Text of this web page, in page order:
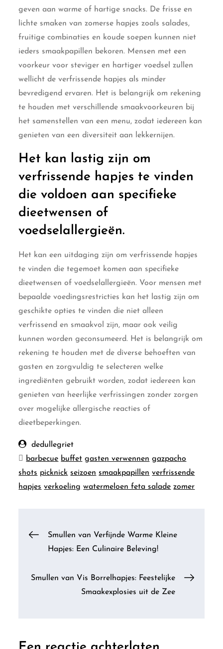
geven aan warme of hartige snacks. De frisse en
lichte smaken van zomerse hapjes zoals salades,
fruitige combinaties en koude soepen kunnen niet
ieders smaakpapillen bekoren. Mensen met een
voorkeur voor steviger en hartiger voedsel zullen
wellicht de verfrissende hapjes als minder
bevredigend ervaren. Het is belangrijk om rekening
te houden met verschillende smaakvoorkeuren bij
het samenstellen van een menu, zodat iedereen kan
genieten van een diversiteit aan lekkernijen.
Het kan lastig zijn om
verfrissende hapjes te vinden
die voldoen aan specifieke
dieetwensen of
voedselallergieën.
Het kan een uitdaging zijn om verfrissende hapjes
te vinden die tegemoet komen aan specifieke
dieetwensen of voedselallergieën. Voor mensen met
bepaalde voedingsrestricties kan het lastig zijn om
geschikte opties te vinden die niet alleen
verfrissend en smaakvol zijn, maar ook veilig
kunnen worden geconsumeerd. Het is belangrijk om
rekening te houden met de diverse behoeften van
gasten en zorgvuldig te selecteren welke
ingrediënten gebruikt worden, zodat iedereen kan
genieten van heerlijke verfrissingen zonder zorgen
over mogelijke allergische reacties of
dieetbeperkingen.
dedullegriet
barbecue buffet gasten verwennen gazpacho
shots picknick seizoen smaakpapillen verfrissende
hapjes verkoeling watermeloen feta salade zomer
Berichtnavigatie
Smullen van Verfijnde Warme Kleine
Hapjes: Een Culinaire Beleving!
Smullen van Vis Borrelhapjes: Feestelijke
Smaakexplosies uit de Zee